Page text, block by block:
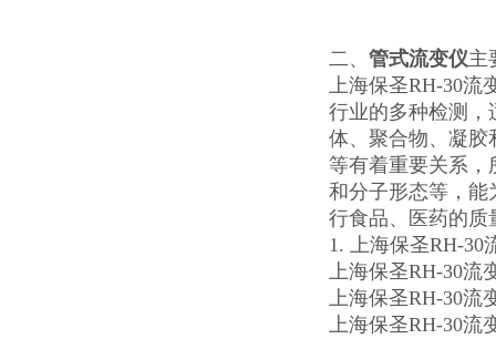
二、 管式流变仪主
上海保圣RH-30流
行业的多种检测，
体、聚合物、凝胶
等有着重要关系，
和分子形态等，能
行食品、医药的质
1. 上海保圣RH-30
上海保圣RH-30流
上海保圣RH-30流
上海保圣RH-30流